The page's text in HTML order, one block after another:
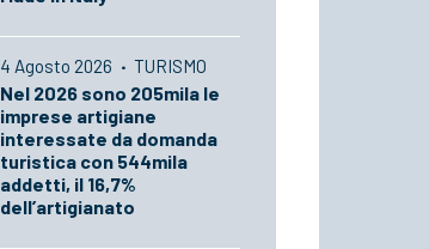
4 Agosto 2026 · TURISMO
Nel 2026 sono 205mila le
imprese artigiane
interessate da domanda
turistica con 544mila
addetti, il 16,7%
dell’artigianato